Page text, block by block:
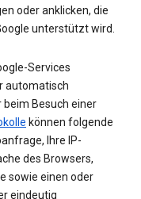
oder anklicken, die
unterstützt wird.
Services
automatisch
beim Besuch einer
können folgende
Ihre IP-
des Browsers,
sowie einen oder
eindeutig